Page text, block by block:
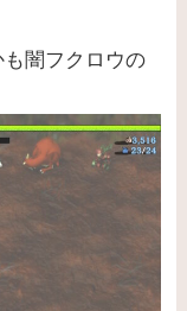
闇フクロウの